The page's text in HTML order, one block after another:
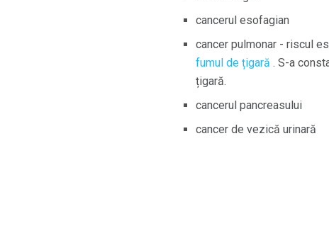
cancerul esofagian
cancer pulmonar - riscul
fumul de țigară . S-a
țigară.
cancerul pancreasului
cancer de vezică urinară